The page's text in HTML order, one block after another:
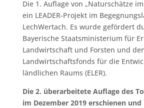
Die 1. Auflage von „Naturschätze
ein LEADER-Projekt im
LechWertach. Es wurde gefördert
Bayerische Staatsministerium für
Landwirtschaft und Forsten und
Landwirtschaftsfonds für die
ländlichen Raums (ELER).
Die 2. überarbeitete Auflage des
im Dezember 2019 erschienen